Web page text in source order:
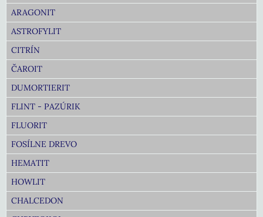
ARAGONIT
ASTROFYLIT
CITRÍN
ČAROIT
DUMORTIERIT
FLINT - PAZÚRIK
FLUORIT
FOSÍLNE DREVO
HEMATIT
HOWLIT
CHALCEDON